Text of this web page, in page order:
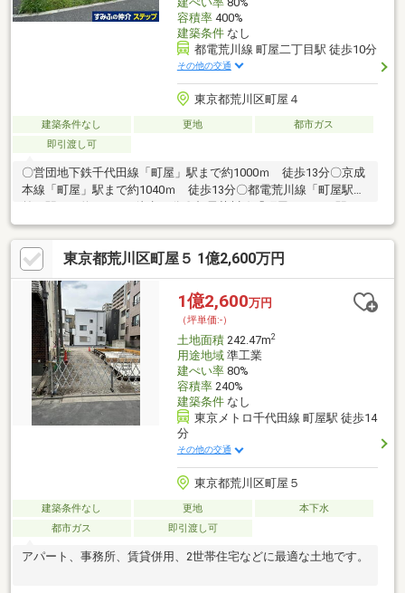
容積率400%
建築条件なし
都電荒川線 町屋二丁目駅 徒歩10分
その他の交通
東京都荒川区町屋４
建築条件なし 更地
都市ガス
即引渡し可
〇営団地下鉄千代田線「町屋」駅まで約1000ｍ 徒歩13分〇京成
本線「町屋」駅まで約1040ｍ 徒歩13分〇都電荒川線「町屋駅
で約760ｍ 徒歩10分◆陽当たり良好◆建築条件つき土地ではご
ざいませんので お好きなハウスメーカーで建築可能です。
東京都荒川区町屋５ 1億2,600万円
1億2,600万円
（坪単価:-）
土地面積242.47m2
用途地域準工業
建ぺい率80%
容積率240%
建築条件なし
東京メトロ千代田線 町屋駅 徒歩14
分
その他の交通
東京都荒川区町屋５
建築条件なし 更地
本下水
都市ガス
即引渡し可
アパート、事務所、賃貸併用、2世帯住宅などに最適な土地です。